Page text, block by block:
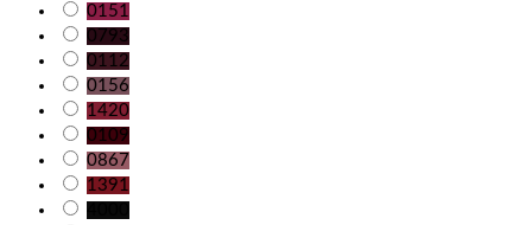
0151
0793
0112
0156
1420
0109
0867
1391